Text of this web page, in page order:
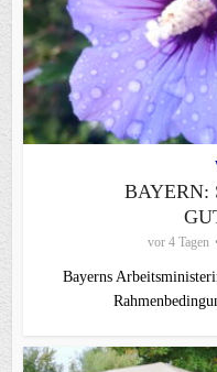
BAYERN:
vor 4 Tagen
Bayerns